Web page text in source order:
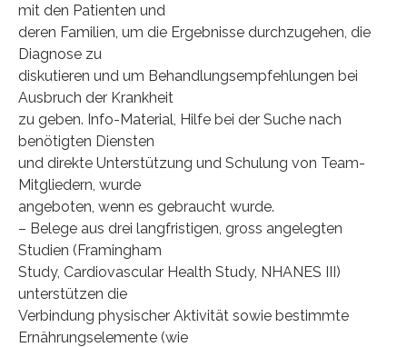
mit den Patienten und
deren Familien, um die Ergebnisse durchzugehen, die
Diagnose zu
diskutieren und um Behandlungsempfehlungen bei
Ausbruch der Krankheit
zu geben. Info-Material, Hilfe bei der Suche nach
benötigten Diensten
und direkte Unterstützung und Schulung von Team-
Mitgliedern, wurde
angeboten, wenn es gebraucht wurde.
– Belege aus drei langfristigen, gross angelegten
Studien (Framingham
Study, Cardiovascular Health Study, NHANES III)
unterstützen die
Verbindung physischer Aktivität sowie bestimmte
Ernährungselemente (wie